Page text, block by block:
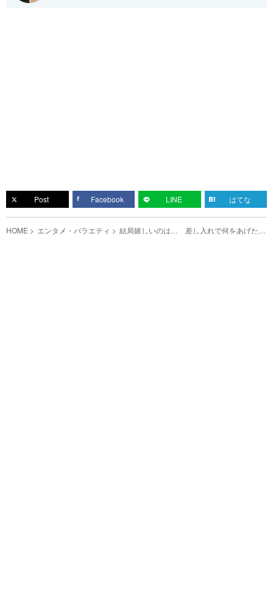
Post Facebook LINE はてな
HOME エンタメ・バラエティ 結局嬉しいのは… 差し入れで何をあげたら
いいか分からない人は要チェック！